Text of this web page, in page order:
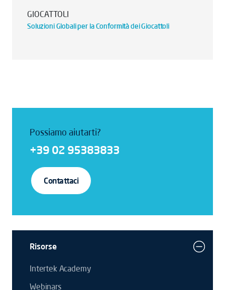
GIOCATTOLI
Soluzioni Globali per la Conformità dei Giocattoli
Possiamo aiutarti?
+39 02 95383833
Contattaci
Risorse
Intertek Academy
Webinars